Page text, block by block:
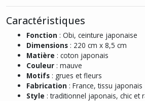
Caractéristiques
Fonction : Obi, ceinture japonaise
Dimensions : 220 cm x 8,5 cm
Matière : coton japonais
Couleur : mauve
Motifs : grues et fleurs
Fabrication : France, tissu japonais
Style : traditionnel japonais, chic et